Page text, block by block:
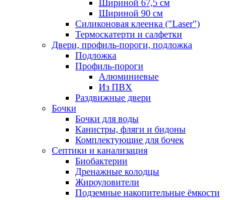
Шириной 67,5 см
Шириной 90 см
Силиконовая клеенка ("Laser")
Термоскатерти и салфетки
Двери, профиль-пороги, подложка
Подложка
Профиль-пороги
Алюминиевые
Из ПВХ
Раздвижные двери
Бочки
Бочки для воды
Канистры, фляги и бидоны
Комплектующие для бочек
Септики и канализация
Биобактерии
Дренажные колодцы
Жироуловители
Подземные накопительные ёмкости